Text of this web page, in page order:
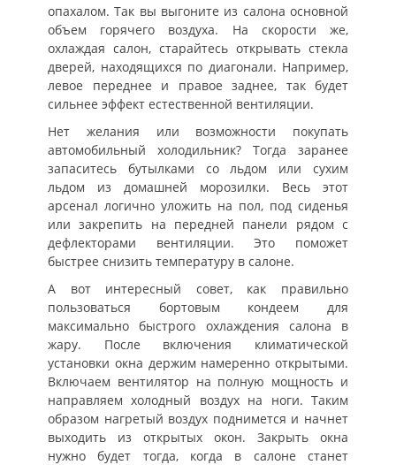
опахалом. Так вы выгоните из салона основной
объем горячего воздуха. На скорости же,
охлаждая салон, старайтесь открывать стекла
дверей, находящихся по диагонали. Например,
левое переднее и правое заднее, так будет
сильнее эффект естественной вентиляции.
Нет желания или возможности покупать
автомобильный холодильник? Тогда заранее
запаситесь бутылками со льдом или сухим
льдом из домашней морозилки. Весь этот
арсенал логично уложить на пол, под сиденья
или закрепить на передней панели рядом с
дефлекторами вентиляции. Это поможет
быстрее снизить температуру в салоне.
А вот интересный совет, как правильно
пользоваться бортовым кондеем для
максимально быстрого охлаждения салона в
жару. После включения климатической
установки окна держим намеренно открытыми.
Включаем вентилятор на полную мощность и
направляем холодный воздух на ноги. Таким
образом нагретый воздух поднимется и начнет
выходить из открытых окон. Закрыть окна
нужно будет тогда, когда в салоне станет